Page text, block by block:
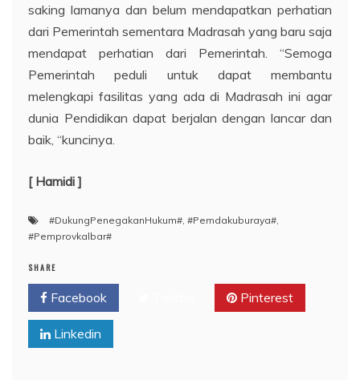
saking lamanya dan belum mendapatkan perhatian
dari Pemerintah sementara Madrasah yang baru saja
mendapat perhatian dari Pemerintah. “Semoga
Pemerintah peduli untuk dapat membantu
melengkapi fasilitas yang ada di Madrasah ini agar
dunia Pendidikan dapat berjalan dengan lancar dan
baik, “kuncinya.
[ Hamidi ]
#DukungPenegakanHukum# #Pemdakuburaya#
#Pemprovkalbar#
SHARE
Facebook Pinterest
Linkedin